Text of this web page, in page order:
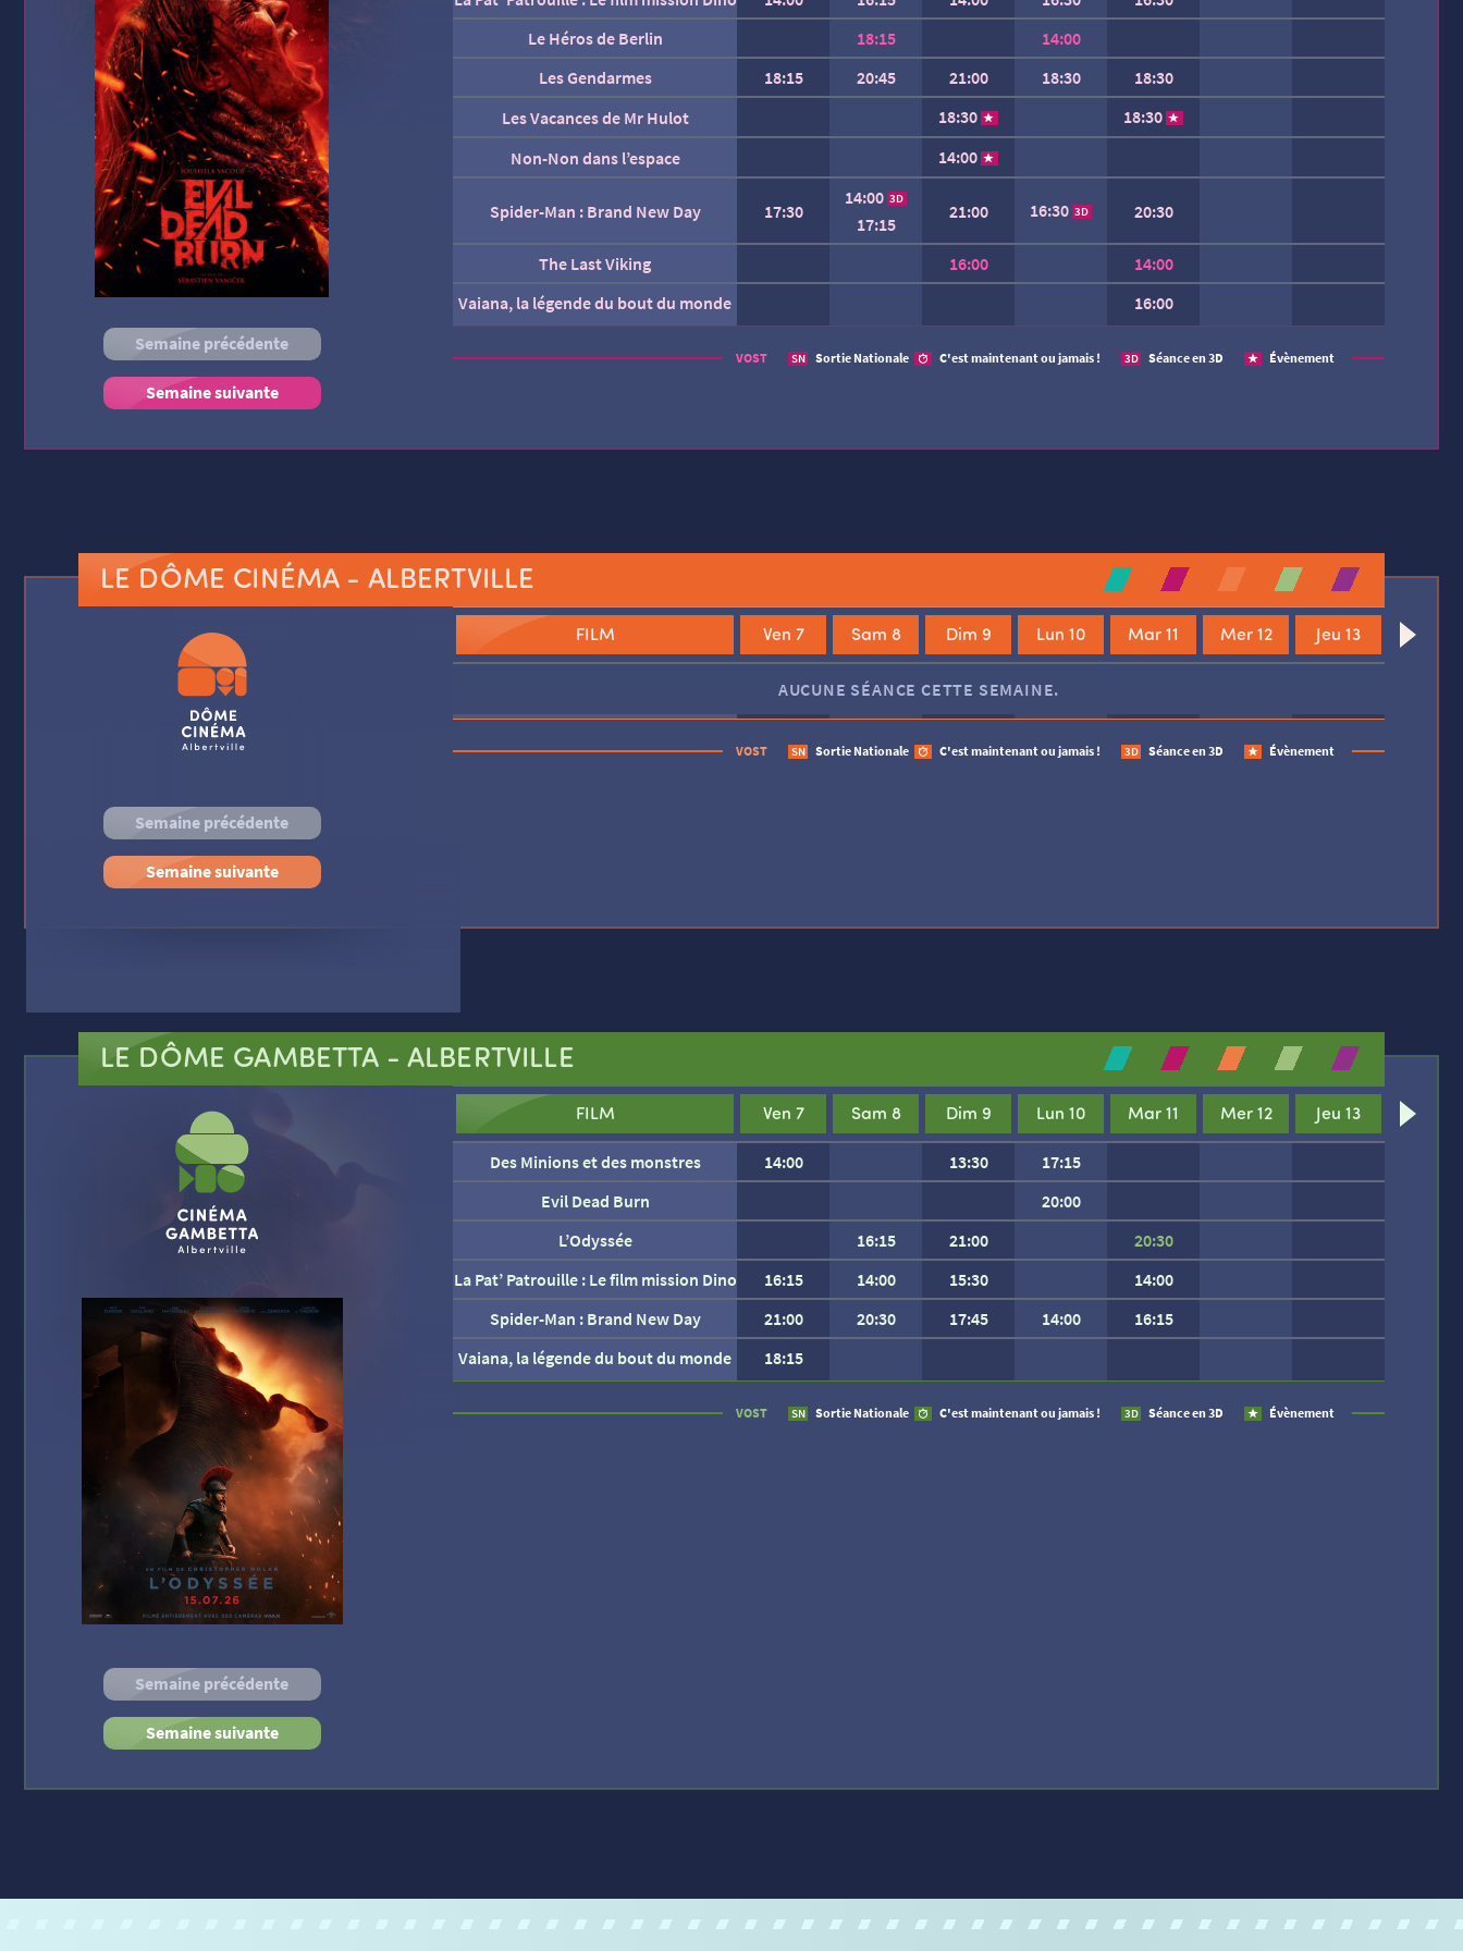
Semaine précédente
Semaine suivante
Le Héros de Berlin
18:15
14:00
Les Gendarmes
18:15 20:45 21:00 18:30
18:30
Les Vacances de Mr Hulot
18:30
18:30
Non-Non dans l’espace
14:00
Spider-Man : Brand New Day 17:30
14:00 3D
17:15
21:00 16:30 3D 20:30
The Last Viking 16:00
14:00
Vaiana, la légende du bout du monde
16:00
AUCUNE SÉANCE CETTE SEMAINE.
VOST SN Sortie Nationale C'est maintenant ou jamais ! 3D Séance en 3D Évènement
LE DÔME CINÉMA- ALBERTVILLE
Semaine précédente
Semaine suivante
FILM Ven 7 Sam 8 Dim 9 Lun 10 Mar 11 Mer 12 Jeu 13
Jim Queen
Le Monde à l’envers
Une affaire turque
AUCUNE SÉANCE CETTE SEMAINE.
VOST SN Sortie Nationale C'est maintenant ou jamais ! 3D Séance en 3D Évènement
LE DÔME GAMBETTA- ALBERTVILLE
Semaine précédente
Semaine suivante
FILM Ven 7 Sam 8 Dim 9 Lun 10 Mar 11 Mer 12 Jeu 13
Des Minions et des monstres 14:00 13:30
17:15
Evil Dead Burn
20:00
L’Odyssée
16:15 21:00
20:30
La Pat’ Patrouille : Le film mission Dino
16:15 14:00 15:30
14:00
Spider-Man : Brand New Day
21:00 20:30 17:45 14:00
16:15
Vaiana, la légende du bout du monde
18:15
AUCUNE SÉANCE CETTE SEMAINE.
VOST SN Sortie Nationale C'est maintenant ou jamais ! 3D Séance en 3D Évènement